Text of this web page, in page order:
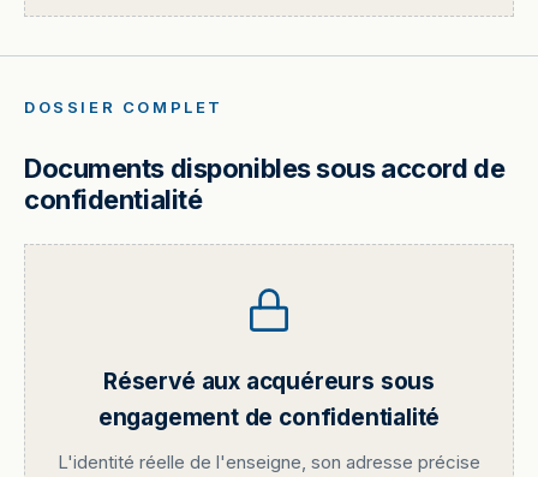
DOSSIER COMPLET
Documents disponibles sous accord de
confidentialité
Réservé aux acquéreurs sous
engagement de confidentialité
L'identité réelle de l'enseigne, son adresse précise